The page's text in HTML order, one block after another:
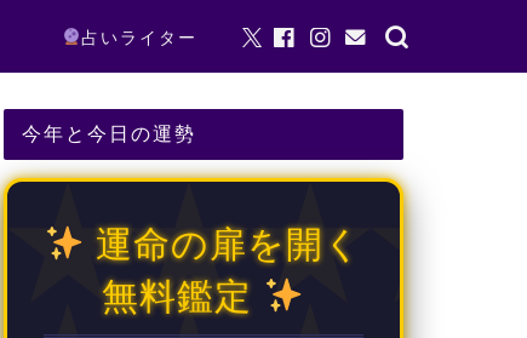
占いライター
今年と今日の運勢
運命の扉を開く
無料鑑定